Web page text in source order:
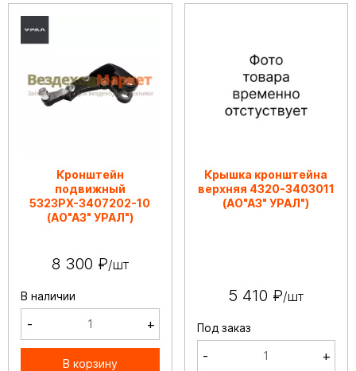
Кронштейн
подвижный
5323РХ-3407202-10
(АО"АЗ" УРАЛ")
8 300 ₽/шт
В наличии
- +
В корзину
Крышка кронштейна
верхняя 4320-3403011
(АО"АЗ" УРАЛ")
5 410 ₽/шт
Под заказ
- +